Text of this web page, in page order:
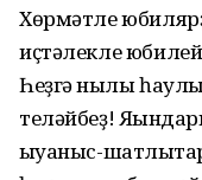
Хөрмәтле
иҫтәлекле
Һеҙгә ныҡлы
теләйбеҙ!
ҡыуаныс-